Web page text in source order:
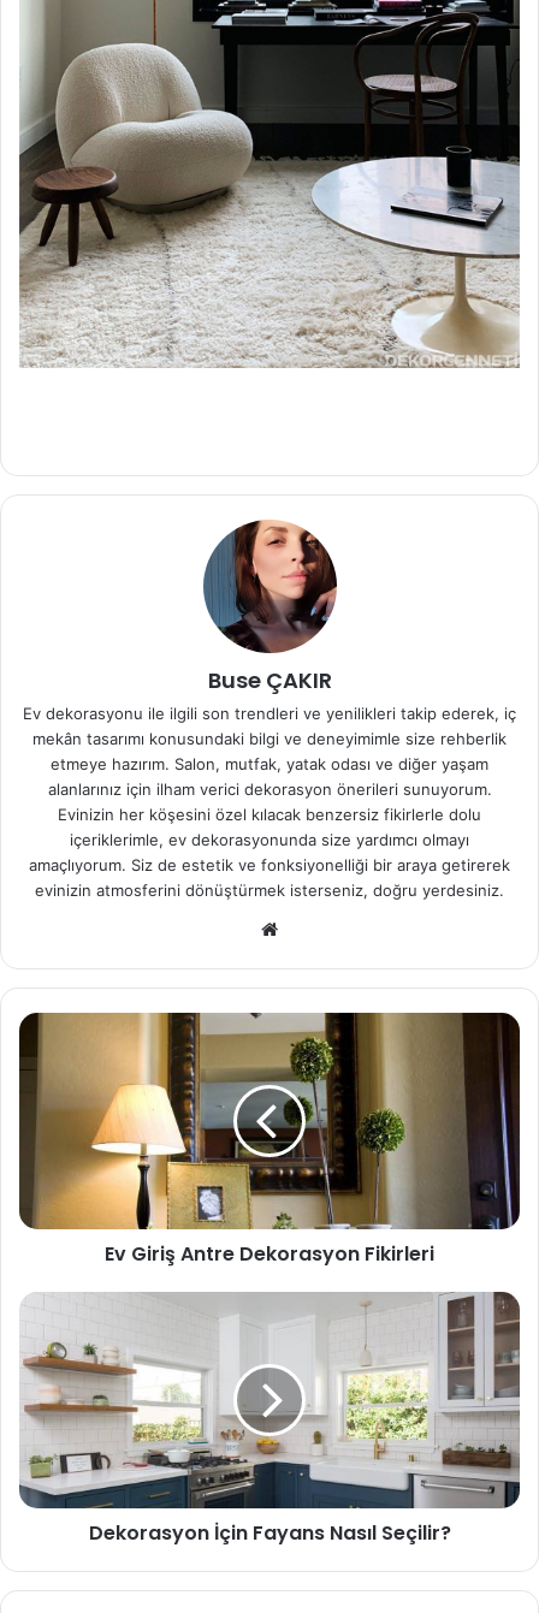
Buse ÇAKIR
Ev dekorasyonu ile ilgili son trendleri ve yenilikleri takip ederek, iç
mekân tasarımı konusundaki bilgi ve deneyimimle size rehberlik
etmeye hazırım. Salon, mutfak, yatak odası ve diğer yaşam
alanlarınız için ilham verici dekorasyon önerileri sunuyorum.
Evinizin her köşesini özel kılacak benzersiz fikirlerle dolu
içeriklerimle, ev dekorasyonunda size yardımcı olmayı
amaçlıyorum. Siz de estetik ve fonksiyonelliği bir araya getirerek
evinizin atmosferini dönüştürmek isterseniz, doğru yerdesiniz.
sit
esi
Ev Giriş Antre Dekorasyon Fikirleri
Dekorasyon İçin Fayans Nasıl Seçilir?